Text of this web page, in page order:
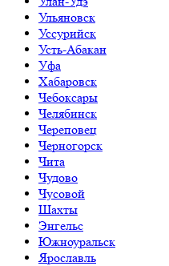
Ульяновск
Уссурийск
Усть-Абакан
Уфа
Хабаровск
Чебоксары
Челябинск
Череповец
Черногорск
Чита
Чудово
Чусовой
Шахты
Энгельс
Южноуральск
Ярославль